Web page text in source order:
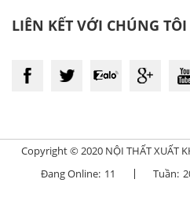
LIÊN KẾT VỚI CHÚNG TÔI
Copyright © 2020 NỘI THẤT XUẤT
Đang Online: 11 Tuần: